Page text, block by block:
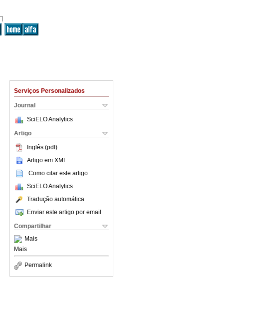
Serviços Personalizados
Journal
SciELO Analytics
Artigo
Inglês (pdf)
Artigo em XML
Como citar este artigo
SciELO Analytics
Tradução automática
Enviar este artigo por email
Compartilhar
Mais
Mais
Permalink